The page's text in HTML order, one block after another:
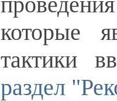
которые
тактики
раздел